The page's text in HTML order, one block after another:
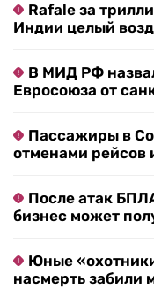
Rafale за
Индии целый
В МИД РФ
Евросоюза от
Пассажиры в
отменами рейсов
После атак
бизнес может
Юные
насмерть забили